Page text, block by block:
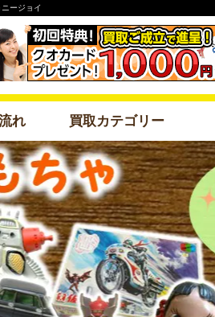
ージョイ
れ 買取カテゴリー